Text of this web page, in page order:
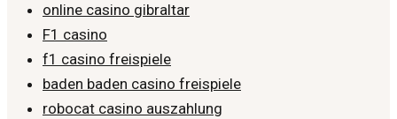
online casino gibraltar
F1 casino
f1 casino freispiele
baden baden casino freispiele
robocat casino auszahlung